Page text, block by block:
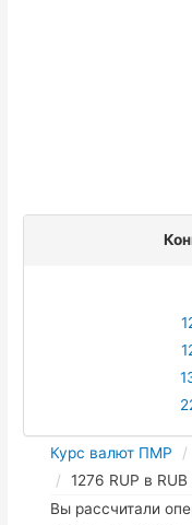
Курс валют ПМР
1276 RUP в RUB
Вы рассчитали